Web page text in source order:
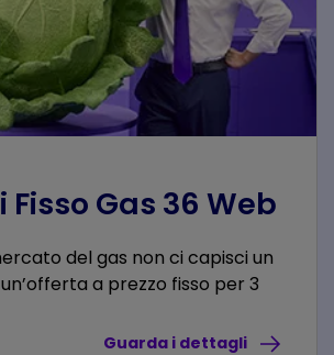
Gas 36 Web
del gas non ci capisci un
a prezzo fisso per 3
Guarda i dettagli